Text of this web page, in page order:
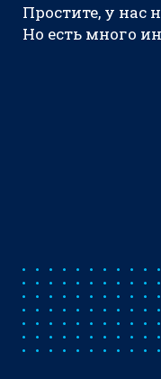
Простите, у нас
Но есть много